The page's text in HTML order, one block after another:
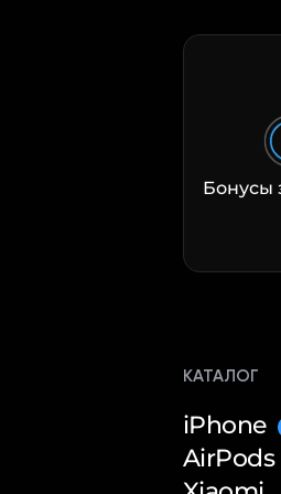
Бонусы
КАТАЛОГ
iPhone
AirPods